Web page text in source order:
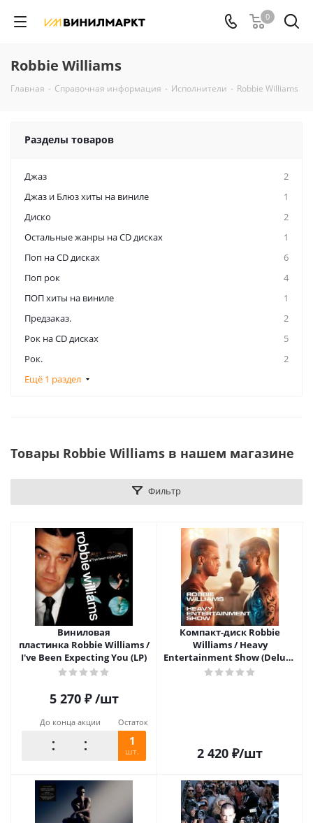
0
Robbie Williams
Главная - Справочная информация - Исполнители - Robbie Williams
Разделы товаров
Джаз
2
Джаз и Блюз хиты на виниле
1
Диско
2
Остальные жанры на CD дисках
1
Поп на CD дисках
6
Поп рок
4
ПОП хиты на виниле
1
Предзаказ.
2
Рок на CD дисках
5
Рок.
2
Ещё 1 раздел
Товары Robbie Williams в нашем магазине
Фильтр
Виниловая
пластинка Robbie Williams /
I've Been Expecting You (LP)
5 270₽ /шт
До конца акции Остаток
1
шт.
Компакт-диск Robbie
Williams / Heavy
Entertainment Show (Deluxe
Edition)(CD+DVD)
2 420 ₽/шт